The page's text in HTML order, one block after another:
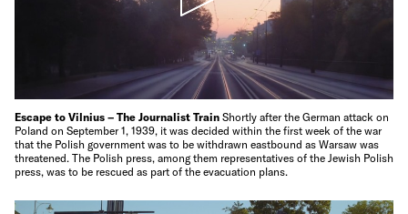
Escape to Vilnius – The Journalist Train Shortly after the German attack on
Poland on September 1, 1939, it was decided within the first week of the war
that the Polish government was to be withdrawn eastbound as Warsaw was
threatened. The Polish press, among them representatives of the Jewish Polish
press, was to be rescued as part of the evacuation plans.